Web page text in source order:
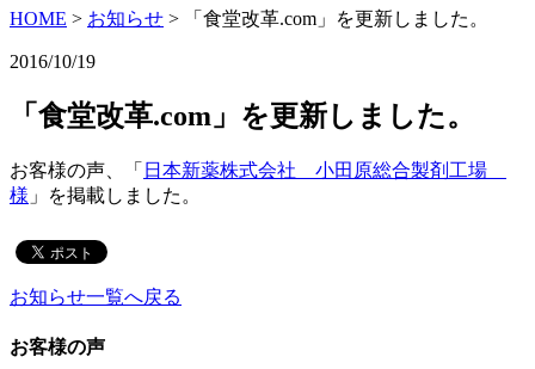
HOME > お知らせ > 「食堂改革.com」を更新しました。
2016/10/19
「食堂改革.com」を更新しました。
お客様の声、「 日本新薬株式会社 小田原総合製剤工場
様 」を掲載しました。
お知らせ一覧へ戻る
お客様の声